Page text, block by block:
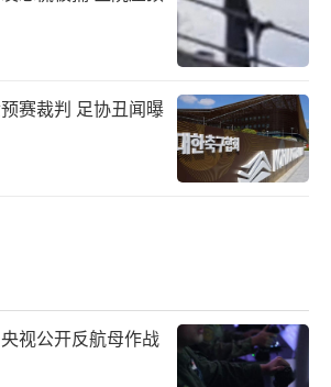
赛裁判 足协丑闻曝
视公开反航母作战